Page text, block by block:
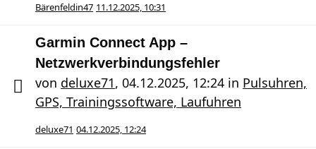
Bärenfeldin47 11.12.2025, 10:31
Garmin Connect App –
Netzwerkverbindungsfehler
von deluxe71, 04.12.2025, 12:24 in Pulsuhren,
GPS, Trainingssoftware, Laufuhren
deluxe71 04.12.2025, 12:24